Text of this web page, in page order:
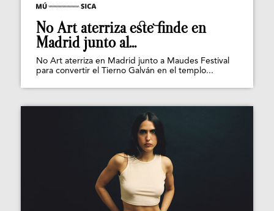
No Art aterriza este finde en
Madrid junto al...
No Art aterriza en Madrid junto a Maudes Festival
para convertir el Tierno Galván en el templo...